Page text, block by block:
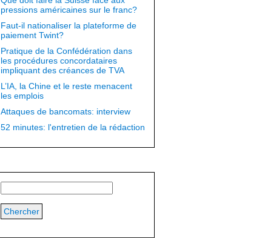
pressions américaines sur le franc?
Faut-il nationaliser la plateforme de
paiement Twint?
Pratique de la Confédération dans
les procédures concordataires
impliquant des créances de TVA
L’IA, la Chine et le reste menacent
les emplois
Attaques de bancomats: interview
52 minutes: l'entretien de la rédaction